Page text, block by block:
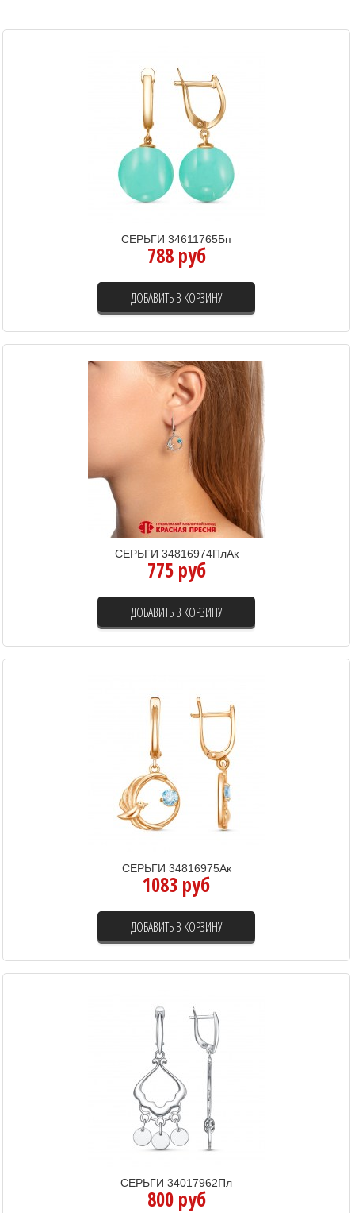
СЕРЬГИ 34611765Бп
788 руб
ДОБАВИТЬ В КОРЗИНУ
СЕРЬГИ 34816974ПлАк
775 руб
ДОБАВИТЬ В КОРЗИНУ
СЕРЬГИ 34816975Ак
1083 руб
ДОБАВИТЬ В КОРЗИНУ
СЕРЬГИ 34017962Пл
800 руб